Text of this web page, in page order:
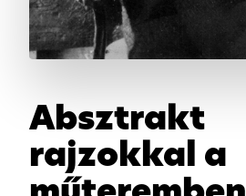
Absztrakt
rajzokkal a